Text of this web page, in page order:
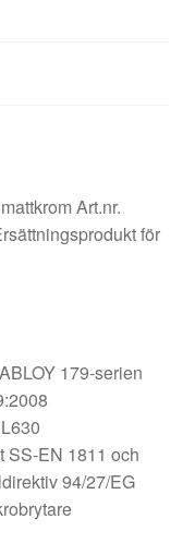
Art.nr.
för
179-serien
SS-EN 1811 och
94/27/EG